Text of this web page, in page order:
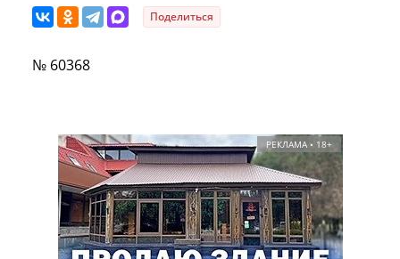
Поделиться
№ 60368
РЕКЛАМА • 18+